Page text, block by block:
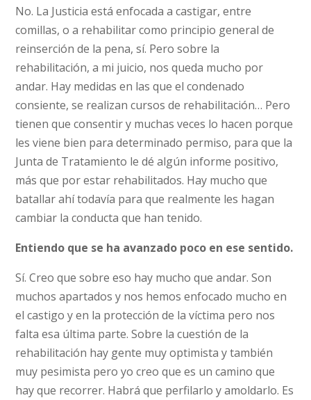
No. La Justicia está enfocada a castigar, entre
comillas, o a rehabilitar como principio general de
reinserción de la pena, sí. Pero sobre la
rehabilitación, a mi juicio, nos queda mucho por
andar. Hay medidas en las que el condenado
consiente, se realizan cursos de rehabilitación… Pero
tienen que consentir y muchas veces lo hacen porque
les viene bien para determinado permiso, para que la
Junta de Tratamiento le dé algún informe positivo,
más que por estar rehabilitados. Hay mucho que
batallar ahí todavía para que realmente les hagan
cambiar la conducta que han tenido.
Entiendo que se ha avanzado poco en ese sentido.
Sí. Creo que sobre eso hay mucho que andar. Son
muchos apartados y nos hemos enfocado mucho en
el castigo y en la protección de la víctima pero nos
falta esa última parte. Sobre la cuestión de la
rehabilitación hay gente muy optimista y también
muy pesimista pero yo creo que es un camino que
hay que recorrer. Habrá que perfilarlo y amoldarlo. Es